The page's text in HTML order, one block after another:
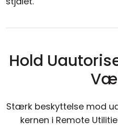
Hold
Stærk beskyttelse mod
kernen i Remote